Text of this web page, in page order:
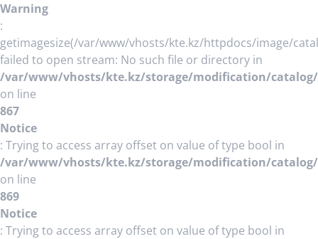
Warning
:
getimagesize(/var/www/vhosts/kte.kz/httpdocs/image/
failed to open stream: No such file or directory in
/var/www/vhosts/kte.kz/storage/modification/
on line
867
Notice
: Trying to access array offset on value of type bool in
/var/www/vhosts/kte.kz/storage/modification/
on line
869
Notice
: Trying to access array offset on value of type bool in